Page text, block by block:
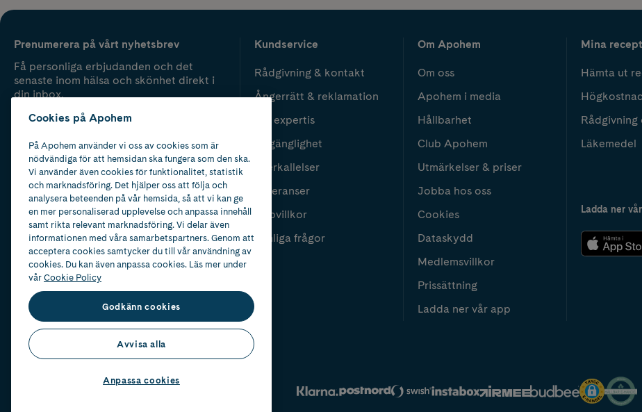
Prenumerera på vårt nyhetsbrev
Få personliga erbjudanden och det
senaste inom hälsa och skönhet direkt i
din inbox.
Kundservice
Rådgivning & kontakt
Ångerrätt & reklamation
Vår expertis
Tillgänglighet
Återkallelser
Leveranser
Köpvillkor
Vanliga frågor
Om Apohem
Om oss
Apohem i media
Hållbarhet
Club Apohem
Utmärkelser & priser
Jobba hos oss
Cookies
Dataskydd
Medlemsvillkor
Prissättning
Ladda ner vår app
Mina recept
Hämta ut
Rådgivning
Läkemedel
Ladda ner
Cookies på Apohem
På Apohem använder vi oss av cookies som är
nödvändiga för att hemsidan ska fungera som den ska.
Vi använder även cookies för funktionalitet, statistik
och marknadsföring. Det hjälper oss att följa och
analysera beteenden på vår hemsida, så att vi kan ge
en mer personaliserad upplevelse och anpassa innehåll
samt rikta relevant marknadsföring. Vi delar även
informationen med våra samarbetspartners. Genom att
acceptera cookies samtycker du till vår användning av
cookies. Du kan även anpassa cookies. Läs mer under
vårCookie Policy
Godkänn cookies
Avvisa alla
Anpassa cookies